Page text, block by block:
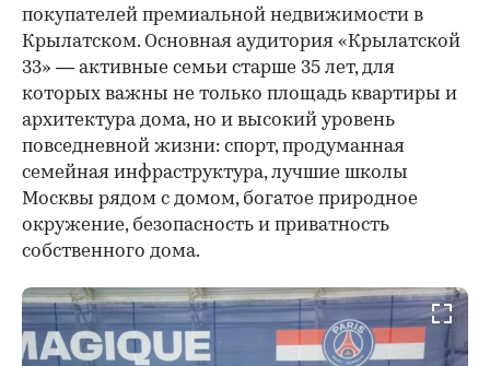
покупателей премиальной недвижимости в
Крылатском. Основная аудитория «Крылатской
33» — активные семьи старше 35 лет, для
которых важны не только площадь квартиры и
архитектура дома, но и высокий уровень
повседневной жизни: спорт, продуманная
семейная инфраструктура, лучшие школы
Москвы рядом с домом, богатое природное
окружение, безопасность и приватность
собственного дома.